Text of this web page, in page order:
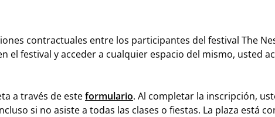
contractuales entre los participantes del festival The
el festival y acceder a cualquier espacio del mismo, usted
a través de esteformulario. Al completar la inscripción,
si no asiste a todas las clases o fiestas. La plaza está